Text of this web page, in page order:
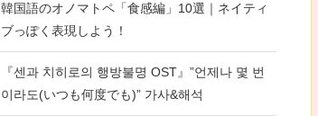
韓国語のオノマトペ「食感編」10選｜ネイティ
ブっぽく表現しよう！
『센과 치히로의 행방불명 OST』”언제나 몇 번
이라도(いつも何度でも)” 가사&해석